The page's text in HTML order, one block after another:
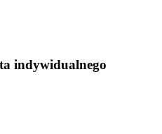
indywidualnego